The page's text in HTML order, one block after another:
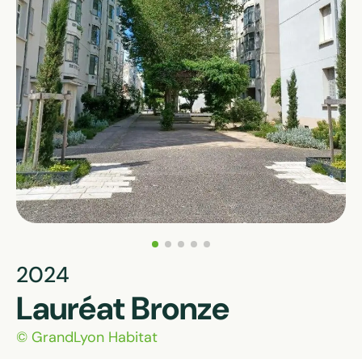
2024
Lauréat Bronze
© GrandLyon Habitat